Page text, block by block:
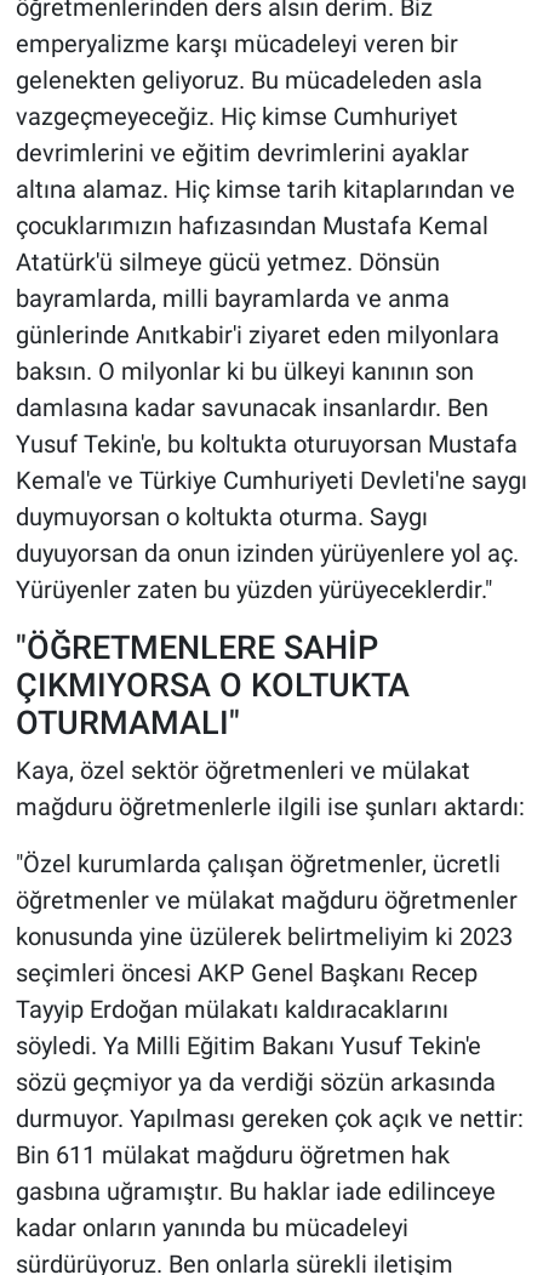
öğretmenlerinden ders alsın derim. Biz
emperyalizme karşı mücadeleyi veren bir
gelenekten geliyoruz. Bu mücadeleden asla
vazgeçmeyeceğiz. Hiç kimse Cumhuriyet
devrimlerini ve eğitim devrimlerini ayaklar
altına alamaz. Hiç kimse tarih kitaplarından ve
çocuklarımızın hafızasından Mustafa Kemal
Atatürk'ü silmeye gücü yetmez. Dönsün
bayramlarda, milli bayramlarda ve anma
günlerinde Anıtkabir'i ziyaret eden milyonlara
baksın. O milyonlar ki bu ülkeyi kanının son
damlasına kadar savunacak insanlardır. Ben
Yusuf Tekin'e, bu koltukta oturuyorsan Mustafa
Kemal'e ve Türkiye Cumhuriyeti Devleti'ne saygı
duymuyorsan o koltukta oturma. Saygı
duyuyorsan da onun izinden yürüyenlere yol aç.
Yürüyenler zaten bu yüzden yürüyeceklerdir."
"ÖĞRETMENLERE SAHİP
ÇIKMIYORSA O KOLTUKTA
OTURMAMALI"
Kaya, özel sektör öğretmenleri ve mülakat
mağduru öğretmenlerle ilgili ise şunları aktardı:
"Özel kurumlarda çalışan öğretmenler, ücretli
öğretmenler ve mülakat mağduru öğretmenler
konusunda yine üzülerek belirtmeliyim ki 2023
seçimleri öncesi AKP Genel Başkanı Recep
Tayyip Erdoğan mülakatı kaldıracaklarını
söyledi. Ya Milli Eğitim Bakanı Yusuf Tekin'e
sözü geçmiyor ya da verdiği sözün arkasında
durmuyor. Yapılması gereken çok açık ve nettir:
Bin 611 mülakat mağduru öğretmen hak
gasbına uğramıştır. Bu haklar iade edilinceye
kadar onların yanında bu mücadeleyi
sürdürüyoruz. Ben onlarla sürekli iletişim